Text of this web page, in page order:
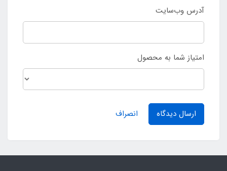
آدرس وب‌سایت
امتیاز شما به محصول
ارسال دیدگاه انصراف